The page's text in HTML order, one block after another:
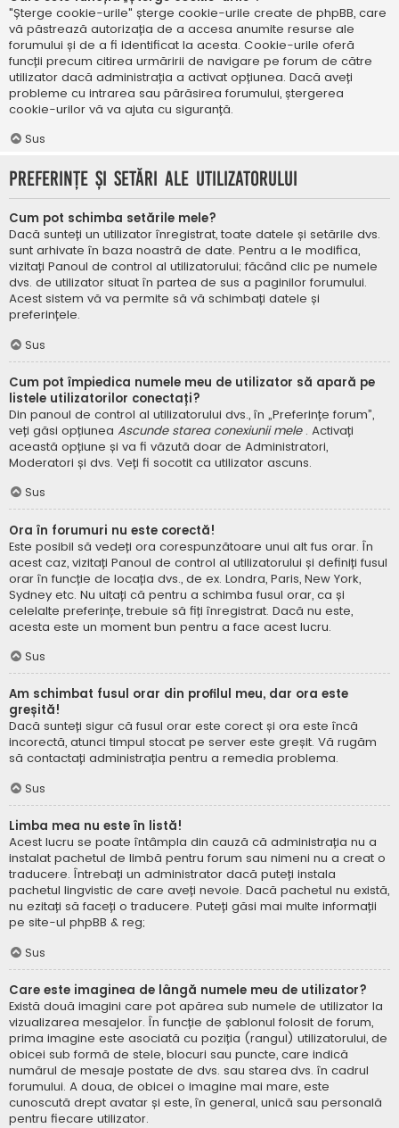
"Șterge cookie-urile" șterge cookie-urile create de phpBB, care
vă păstrează autorizația de a accesa anumite resurse ale
forumului și de a fi identificat la acesta. Cookie-urile oferă
funcții precum citirea urmăririi de navigare pe forum de către
utilizator dacă administrația a activat opțiunea. Dacă aveți
probleme cu intrarea sau părăsirea forumului, ștergerea
cookie-urilor vă va ajuta cu siguranță.
Sus
Preferințe și setări ale utilizatorului
Cum pot schimba setările mele?
Dacă sunteți un utilizator înregistrat, toate datele și setările dvs.
sunt arhivate în baza noastră de date. Pentru a le modifica,
vizitați Panoul de control al utilizatorului; făcând clic pe numele
dvs. de utilizator situat în partea de sus a paginilor forumului.
Acest sistem vă va permite să vă schimbați datele și
preferințele.
Sus
Cum pot împiedica numele meu de utilizator să apară pe
listele utilizatorilor conectați?
Din panoul de control al utilizatorului dvs., în „Preferințe forum”,
veți găsi opțiunea Ascunde starea conexiunii mele . Activați
această opțiune și va fi văzută doar de Administratori,
Moderatori și dvs. Veți fi socotit ca utilizator ascuns.
Sus
Ora în forumuri nu este corectă!
Este posibil să vedeți ora corespunzătoare unui alt fus orar. În
acest caz, vizitați Panoul de control al utilizatorului și definiți fusul
orar în funcție de locația dvs., de ex. Londra, Paris, New York,
Sydney etc. Nu uitați că pentru a schimba fusul orar, ca și
celelalte preferințe, trebuie să fiți înregistrat. Dacă nu este,
acesta este un moment bun pentru a face acest lucru.
Sus
Am schimbat fusul orar din profilul meu, dar ora este
greșită!
Dacă sunteți sigur că fusul orar este corect și ora este încă
incorectă, atunci timpul stocat pe server este greșit. Vă rugăm
să contactați administrația pentru a remedia problema.
Sus
Limba mea nu este în listă!
Acest lucru se poate întâmpla din cauză că administrația nu a
instalat pachetul de limbă pentru forum sau nimeni nu a creat o
traducere. Întrebați un administrator dacă puteți instala
pachetul lingvistic de care aveți nevoie. Dacă pachetul nu există,
nu ezitați să faceți o traducere. Puteți găsi mai multe informații
pe site-ul phpBB & reg;
Sus
Care este imaginea de lângă numele meu de utilizator?
Există două imagini care pot apărea sub numele de utilizator la
vizualizarea mesajelor. În funcție de șablonul folosit de forum,
prima imagine este asociată cu poziția (rangul) utilizatorului, de
obicei sub formă de stele, blocuri sau puncte, care indică
numărul de mesaje postate de dvs. sau starea dvs. în cadrul
forumului. A doua, de obicei o imagine mai mare, este
cunoscută drept avatar și este, în general, unică sau personală
pentru fiecare utilizator.